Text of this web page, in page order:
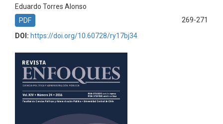
Eduardo Torres Alonso
269-271
PDF
DOI: https://doi.org/10.60728/ry17bj34